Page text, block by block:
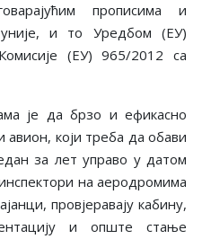
прописима и
и то Уредбом (ЕУ)
(ЕУ) 965/2012 са
је да брзо и ефикасно
авион, који треба да обави
за лет управо у датом
на аеродромима
провјеравају кабину,
и опште стање